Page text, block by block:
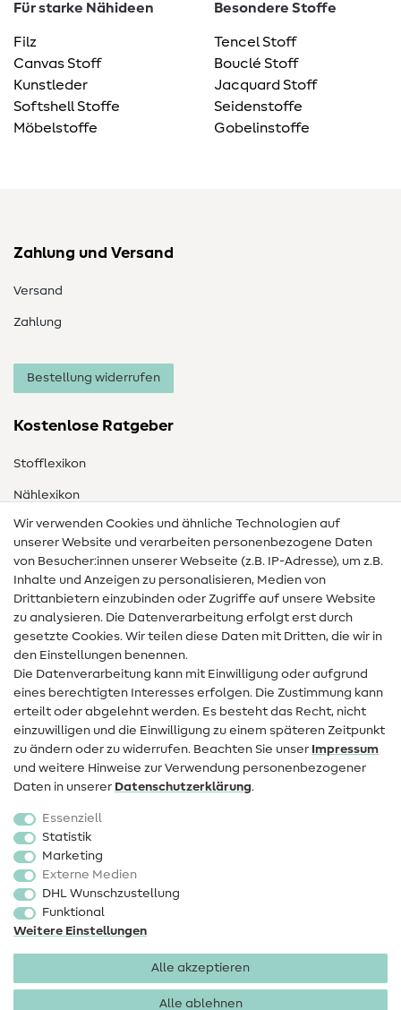
Für starke Nähideen
Filz
Canvas Stoff
Kunstleder
Softshell Stoffe
Möbelstoffe
Besondere Stoffe
Tencel Stoff
Bouclé Stoff
Jacquard Stoff
Seidenstoffe
Gobelinstoffe
Zahlung und Versand
Versand
Zahlung
Bestellung widerrufen
Kostenlose Ratgeber
Stofflexikon
Nählexikon
Nähanleitungen
Hilfe & Kontakt
Kontakt
Infos zum Betreiberwechsel
Widerrufsrecht
Beliebt
Stoffe
Sale
Schnittmuster
Wir verwenden Cookies und ähnliche Technologien auf
unserer Website und verarbeiten personenbezogene Daten
von Besucher:innen unserer Webseite (z.B. IP-Adresse), um z.B.
Inhalte und Anzeigen zu personalisieren, Medien von
Drittanbietern einzubinden oder Zugriffe auf unsere Website
zu analysieren. Die Datenverarbeitung erfolgt erst durch
gesetzte Cookies. Wir teilen diese Daten mit Dritten, die wir in
den Einstellungen benennen.
Die Datenverarbeitung kann mit Einwilligung oder aufgrund
eines berechtigten Interesses erfolgen. Die Zustimmung kann
erteilt oder abgelehnt werden. Es besteht das Recht, nicht
einzuwilligen und die Einwilligung zu einem späteren Zeitpunkt
zu ändern oder zu widerrufen. Beachten Sie unser Impressum
und weitere Hinweise zur Verwendung personenbezogener
Daten in unserer Daten­schutz­erklärung.
Essenziell
Statistik
Marketing
Externe Medien
DHL Wunschzustellung
Funktional
Weitere Einstellungen
Alle akzeptieren
Alle ablehnen
Impressum Datenschutz
AGB